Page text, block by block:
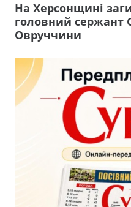
На Херсонщині
головний сержант
Овруччини